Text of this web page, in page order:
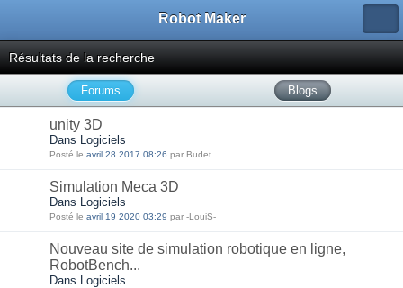
Robot Maker
Résultats de la recherche
Forums Blogs
unity 3D
Dans Logiciels
Posté le avril 28 2017 08:26 par Budet
Simulation Meca 3D
Dans Logiciels
Posté le avril 19 2020 03:29 par -LouiS-
Nouveau site de simulation robotique en ligne,
RobotBench...
Dans Logiciels